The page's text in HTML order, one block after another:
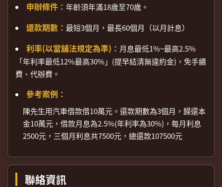
申辦條件： 年齡須年滿18歲至70歲。
還款期數： 最短3個月，最長60個月（以月計息）
利率(以當舖法規定為準)： 月息最低1%~最高2.5%
「年利率最低12%最高30%」(提早結清無違約金)，免手續
費、代辦費。
參考案例：
陳先生用汽車借款借10萬元。還款期數為3個月，歸還本
金10萬元，借款月息為2.5%(年利率為30%)，每月利息
2500元，三個月利息共7500元，總還款107500元
聯絡資訊